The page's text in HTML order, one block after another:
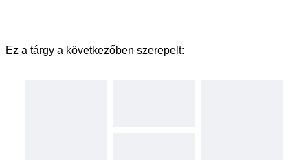
Ez a tárgy a következőben szerepelt: